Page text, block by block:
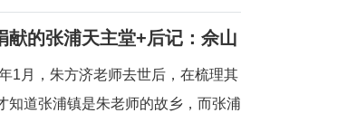
献的张浦天主堂+后记：佘山
1月，朱方济老师去世后，在梳理其
知道张浦镇是朱老师的故乡，而张浦